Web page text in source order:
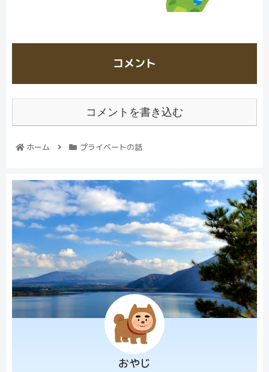
コメント
コメントを書き込む
ホーム プライベートの話
おやじ